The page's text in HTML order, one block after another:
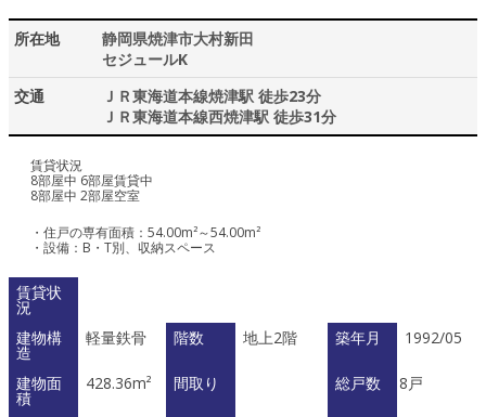
所在地
静岡県焼津市大村新田
セジュールK
交通
ＪＲ東海道本線焼津駅 徒歩23分
ＪＲ東海道本線西焼津駅 徒歩31分
賃貸状況
8部屋中 6部屋賃貸中
8部屋中 2部屋空室
・住戸の専有面積：54.00m²～54.00m²
・設備：B・T別、収納スペース
賃貸状
況
建物構
造
軽量鉄骨 階数 地上2階 築年月 1992/05
建物面
積
428.36m² 間取り 総戸数 8戸